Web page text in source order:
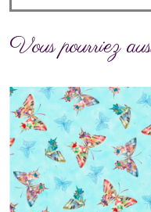
Vous pourriez